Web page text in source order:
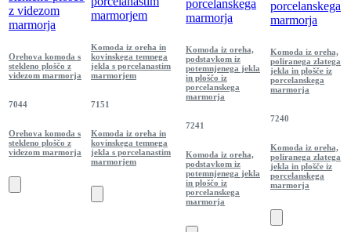
Orehova komoda s
stekleno ploščo z
videzom marmorja
7044
Orehova komoda s
stekleno ploščo z
videzom marmorja
Komoda iz oreha in
kovinskega temnega
jekla s porcelanastim
marmorjem
7151
Komoda iz oreha in
kovinskega temnega
jekla s porcelanastim
marmorjem
Komoda iz oreha,
podstavkom iz
potemnjenega jekla
in ploščo iz
porcelanskega
marmorja
7241
Komoda iz oreha,
podstavkom iz
potemnjenega jekla
in ploščo iz
porcelanskega
marmorja
Komoda iz oreha,
poliranega zlatega
jekla in plošče iz
porcelanskega
marmorja
7240
Komoda iz oreha,
poliranega zlatega
jekla in plošče iz
porcelanskega
marmorja